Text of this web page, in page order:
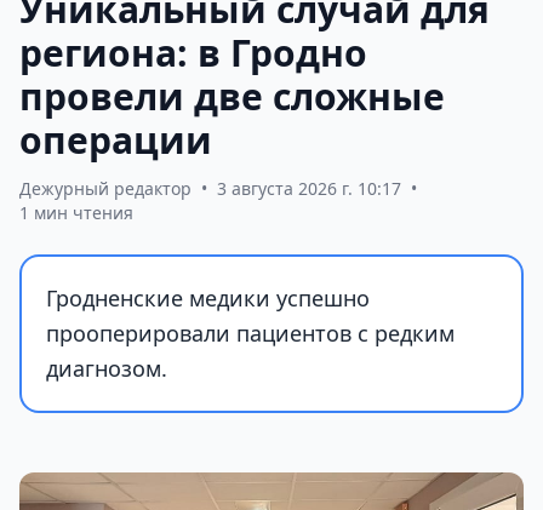
региона: в Гродно
провели две сложные
операции
Дежурный редактор • 3 августа 2026 г. 10:17 •
1 мин чтения
Гродненские медики успешно
прооперировали пациентов с редким
диагнозом.